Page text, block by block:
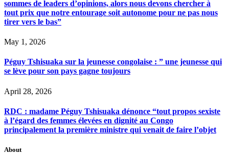
sommes de leaders d’opinions, alors nous devons chercher à
tout prix que notre entourage soit autonome pour ne pas nous
tirer vers le bas”
May 1, 2026
Péguy Tshisuaka sur la jeunesse congolaise : ” une jeunesse qui
se lève pour son pays gagne toujours
April 28, 2026
RDC : madame Péguy Tshisuaka dénonce “tout propos sexiste
à l’égard des femmes élevées en dignité au Congo
principalement la première ministre qui venait de faire l’objet
About